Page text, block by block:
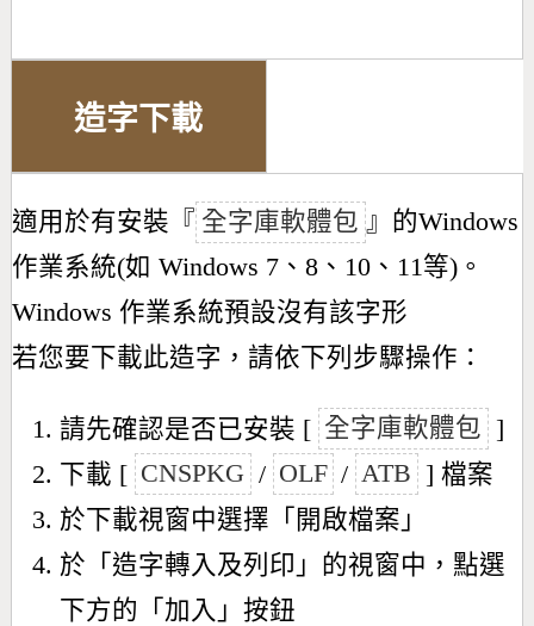
造字下載
適用於有安裝『 全字庫軟體包 』的Windows
作業系統(如 Windows 7、8、10、11等)。
Windows 作業系統預設沒有該字形
若您要下載此造字，請依下列步驟操作：
請先確認是否已安裝 [ 全字庫軟體包 ]
下載 [ CNSPKG / OLF / ATB ] 檔案
於下載視窗中選擇「開啟檔案」
於「造字轉入及列印」的視窗中，點選
下方的「加入」按鈕